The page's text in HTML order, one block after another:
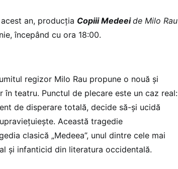
an, producţia Copiii Medeeide Milo Rau
începând cu ora 18:00.
regizor Milo Rau propune o nouă și
teatru. Punctul de plecare este un caz real:
de disperare totală, decide să-și ucidă
Această tragedie
clasică „Medeea”, unul dintre cele mai
și infanticid din literatura occidentală.